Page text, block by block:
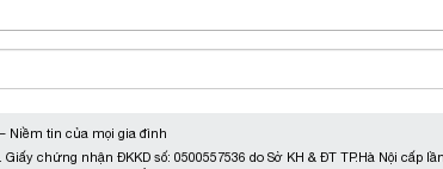
Niềm tin của mọi gia đình
chứng nhận ĐKKD số: 0500557536 do Sở KH & ĐT TP.Hà Nội cấp